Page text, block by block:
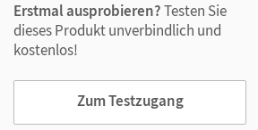
Erstmal ausprobieren?Testen Sie
dieses Produkt unverbindlich und
kostenlos!
Zum Testzugang